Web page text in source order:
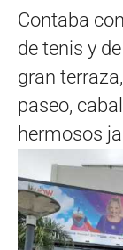
Contaba
de tenis y
gran
paseo,
hermosos